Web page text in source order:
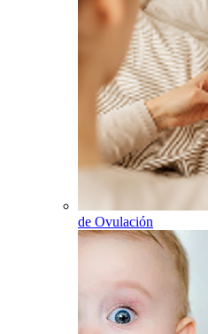
de Ovulación